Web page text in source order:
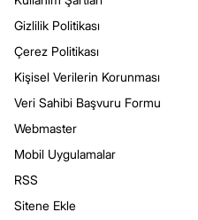
Gizlilik Politikası
Çerez Politikası
Kişisel Verilerin Korunması
Veri Sahibi Başvuru Formu
Webmaster
Mobil Uygulamalar
RSS
Sitene Ekle